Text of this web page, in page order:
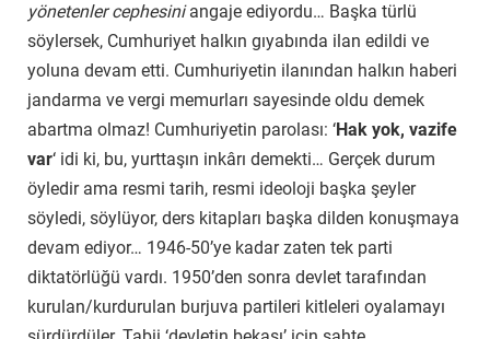
yönetenler cephesiniangaje ediyordu… Başka türlü
söylersek, Cumhuriyet halkın gıyabında ilan edildi ve
yoluna devam etti. Cumhuriyetin ilanından halkın haberi
jandarma ve vergi memurları sayesinde oldu demek
abartma olmaz! Cumhuriyetin parolası: ‘Hak yok, vazife
var‘ idi ki, bu, yurttaşın inkârı demekti… Gerçek durum
öyledir ama resmi tarih, resmi ideoloji başka şeyler
söyledi, söylüyor, ders kitapları başka dilden konuşmaya
devam ediyor… 1946-50’ye kadar zaten tek parti
diktatörlüğü vardı. 1950’den sonra devlet tarafından
kurulan/kurdurulan burjuva partileri kitleleri oyalamayı